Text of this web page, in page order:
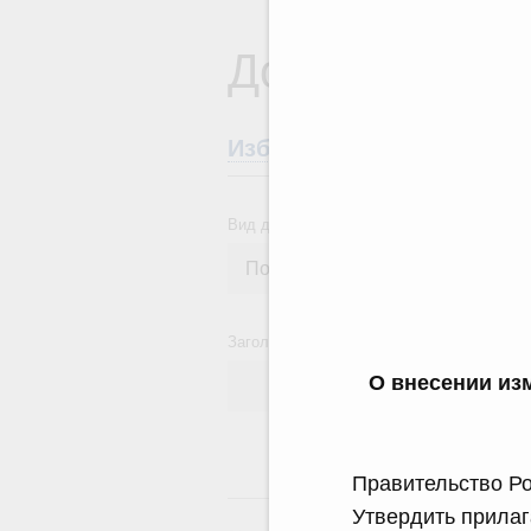
О внесении
Правительство
Утвердить
Документы
Избранные документы
Вид документа
Заголовок или текст документа